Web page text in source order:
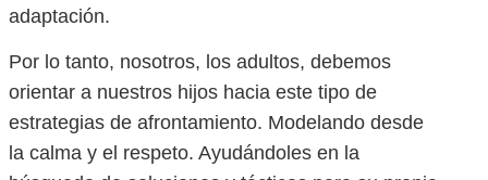
adaptación.
Por lo tanto, nosotros, los adultos, debemos
orientar a nuestros hijos hacia este tipo de
estrategias de afrontamiento. Modelando desde
la calma y el respeto. Ayudándoles en la